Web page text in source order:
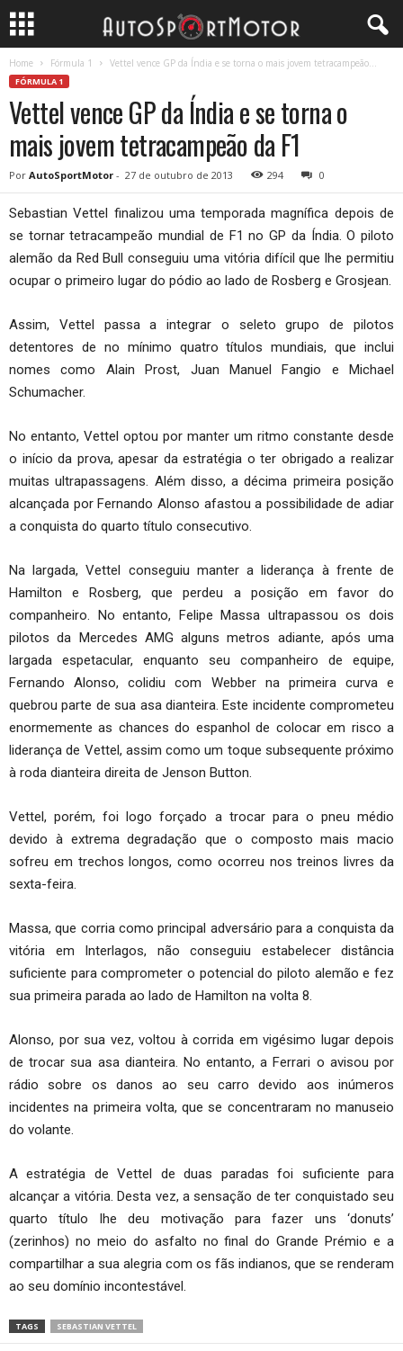
Home Fórmula 1 Vettel vence GP da Índia e se torna o mais jovem tetracampeão...
FÓRMULA 1
Vettel vence GP da Índia e se torna o
mais jovem tetracampeão da F1
Por AutoSportMotor - 27 de outubro de 2013 294 0
Sebastian Vettel finalizou uma temporada magnífica depois de
se tornar tetracampeão mundial de F1 no GP da Índia. O piloto
alemão da Red Bull conseguiu uma vitória difícil que lhe permitiu
ocupar o primeiro lugar do pódio ao lado de Rosberg e Grosjean.
Assim, Vettel passa a integrar o seleto grupo de pilotos
detentores de no mínimo quatro títulos mundiais, que inclui
nomes como Alain Prost, Juan Manuel Fangio e Michael
Schumacher.
No entanto, Vettel optou por manter um ritmo constante desde
o início da prova, apesar da estratégia o ter obrigado a realizar
muitas ultrapassagens. Além disso, a décima primeira posição
alcançada por Fernando Alonso afastou a possibilidade de adiar
a conquista do quarto título consecutivo.
Na largada, Vettel conseguiu manter a liderança à frente de
Hamilton e Rosberg, que perdeu a posição em favor do
companheiro. No entanto, Felipe Massa ultrapassou os dois
pilotos da Mercedes AMG alguns metros adiante, após uma
largada espetacular, enquanto seu companheiro de equipe,
Fernando Alonso, colidiu com Webber na primeira curva e
quebrou parte de sua asa dianteira. Este incidente comprometeu
enormemente as chances do espanhol de colocar em risco a
liderança de Vettel, assim como um toque subsequente próximo
à roda dianteira direita de Jenson Button.
Vettel, porém, foi logo forçado a trocar para o pneu médio
devido à extrema degradação que o composto mais macio
sofreu em trechos longos, como ocorreu nos treinos livres da
sexta-feira.
Massa, que corria como principal adversário para a conquista da
vitória em Interlagos, não conseguiu estabelecer distância
suficiente para comprometer o potencial do piloto alemão e fez
sua primeira parada ao lado de Hamilton na volta 8.
Alonso, por sua vez, voltou à corrida em vigésimo lugar depois
de trocar sua asa dianteira. No entanto, a Ferrari o avisou por
rádio sobre os danos ao seu carro devido aos inúmeros
incidentes na primeira volta, que se concentraram no manuseio
do volante.
A estratégia de Vettel de duas paradas foi suficiente para
alcançar a vitória. Desta vez, a sensação de ter conquistado seu
quarto título lhe deu motivação para fazer uns ‘donuts’
(zerinhos) no meio do asfalto no final do Grande Prémio e a
compartilhar a sua alegria com os fãs indianos, que se renderam
ao seu domínio incontestável.
TAGS SEBASTIAN VETTEL